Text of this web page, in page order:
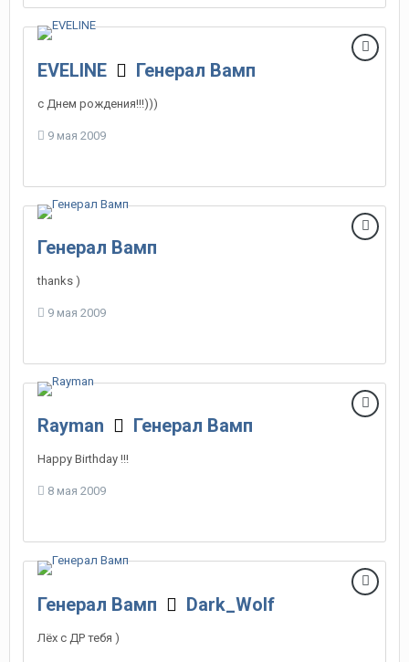
EVELINE Генерал Вамп
с Днем рождения!!!)))
9 мая 2009
Генерал Вамп
thanks )
9 мая 2009
Rayman Генерал Вамп
Happy Birthday !!!
8 мая 2009
Генерал Вамп Dark_Wolf
Лёх с ДР тебя )